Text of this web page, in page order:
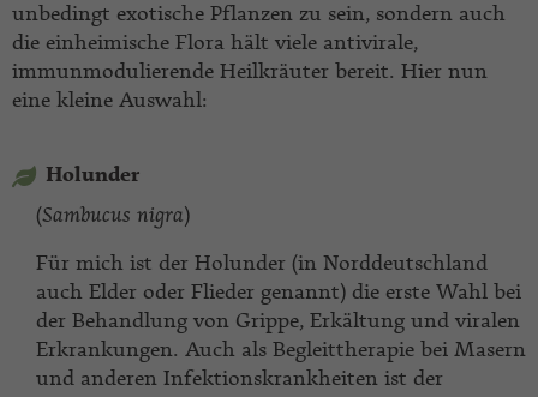
unbedingt exotische Pflanzen zu sein, sondern auch
die einheimische Flora hält viele antivirale,
immunmodulierende Heilkräuter bereit. Hier nun
eine kleine Auswahl:
Holunder
(Sambucus nigra)
Für mich ist der Holunder (in Norddeutschland
auch Elder oder Flieder genannt) die erste Wahl bei
der Behandlung von Grippe, Erkältung und viralen
Erkrankungen. Auch als Begleittherapie bei Masern
und anderen Infektionskrankheiten ist der